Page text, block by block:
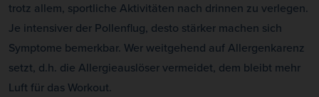
trotz allem, sportliche Aktivitäten nach drinnen zu verlegen.
Je intensiver der Pollenflug, desto stärker machen sich
Symptome bemerkbar. Wer weitgehend auf Allergenkarenz
setzt, d.h. die Allergieauslöser vermeidet, dem bleibt mehr
Luft für das Workout.